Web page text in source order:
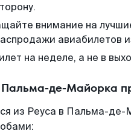
внимание на
на неделе, а не в
де-Майорка
из Реуса в Пальма-де-